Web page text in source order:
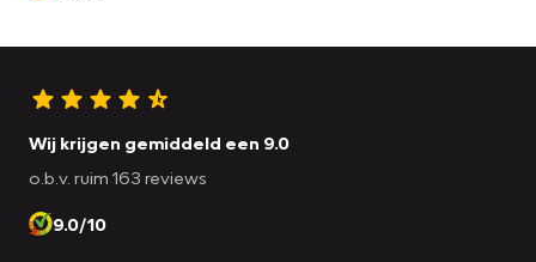
Wij krijgen gemiddeld een 9.0
o.b.v. ruim 163 reviews
9.0/10